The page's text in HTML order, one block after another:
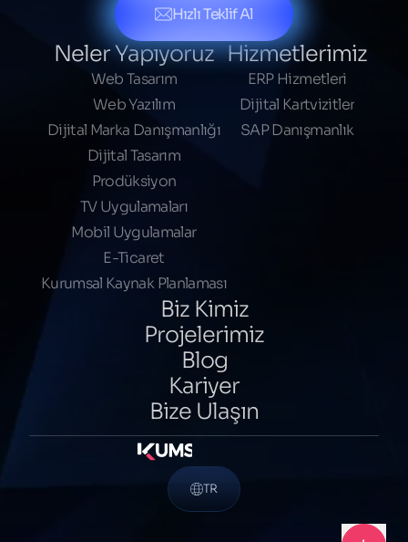
Hızlı Teklif Al
Neler Yapıyoruz
Web Tasarım
Web Yazılım
Dijital Marka Danışmanlığı
Dijital Tasarım
Prodüksiyon
TV Uygulamaları
Mobil Uygulamalar
E-Ticaret
Kurumsal Kaynak Planlaması
Hizmetlerimiz
ERP Hizmetleri
Dijital Kartvizitler
SAP Danışmanlık
Biz Kimiz
Projelerimiz
Blog
Kariyer
Bize Ulaşın
TR